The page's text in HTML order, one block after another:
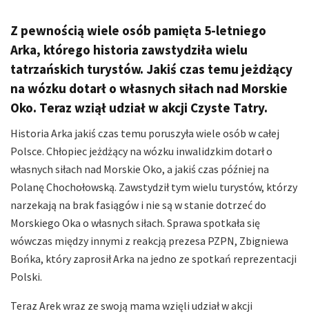
Z pewnością wiele osób pamięta 5-letniego
Arka, którego historia zawstydziła wielu
tatrzańskich turystów. Jakiś czas temu jeżdżący
na wózku dotarł o własnych siłach nad Morskie
Oko. Teraz wziął udział w akcji Czyste Tatry.
Historia Arka jakiś czas temu poruszyła wiele osób w całej
Polsce. Chłopiec jeżdżący na wózku inwalidzkim dotarł o
własnych siłach nad Morskie Oko, a jakiś czas później na
Polanę Chochołowską. Zawstydził tym wielu turystów, którzy
narzekają na brak fasiągów i nie są w stanie dotrzeć do
Morskiego Oka o własnych siłach. Sprawa spotkała się
wówczas między innymi z reakcją prezesa PZPN, Zbigniewa
Bońka, który zaprosił Arka na jedno ze spotkań reprezentacji
Polski.
Teraz Arek wraz ze swoją mama wzięli udział w akcji